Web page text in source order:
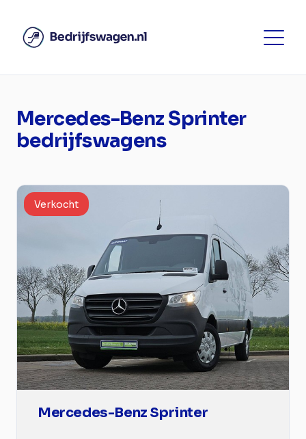
Mercedes-Benz Sprinter
bedrijfswagens
Verkocht
Mercedes-Benz Sprinter